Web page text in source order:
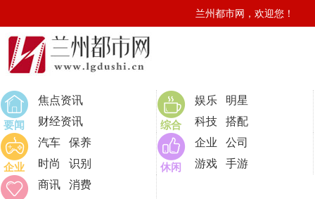
兰州都市网，欢迎您！
要闻
焦点资讯
财经资讯
综合
娱乐
明星
科技
搭配
企业
汽车
保养
时尚
识别 休闲
企业
公司
游戏
手游
商讯
消费